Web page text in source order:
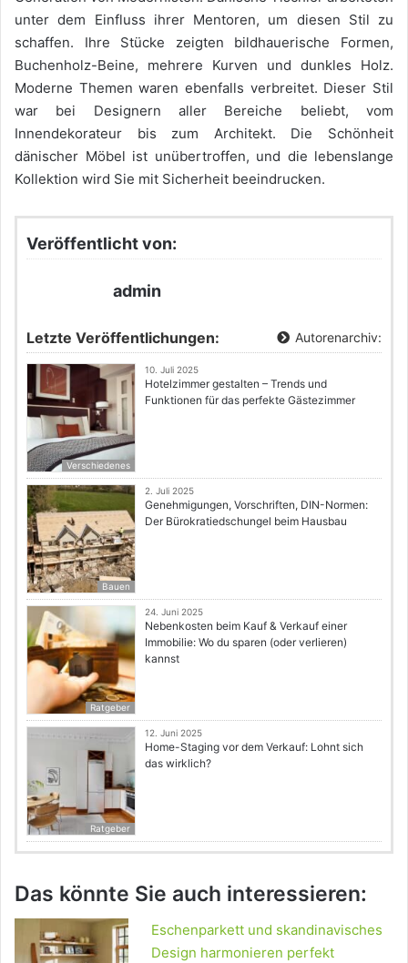
unter dem Einfluss ihrer Mentoren, um diesen Stil zu
schaffen. Ihre Stücke zeigten bildhauerische Formen,
Buchenholz-Beine, mehrere Kurven und dunkles Holz.
Moderne Themen waren ebenfalls verbreitet. Dieser Stil
war bei Designern aller Bereiche beliebt, vom
Innendekorateur bis zum Architekt. Die Schönheit
dänischer Möbel ist unübertroffen, und die lebenslange
Kollektion wird Sie mit Sicherheit beeindrucken.
Veröffentlicht von:
admin
Letzte Veröffentlichungen: Autorenarchiv:
Verschiedenes
10. Juli 2025
Hotelzimmer gestalten – Trends und
Funktionen für das perfekte Gästezimmer
Bauen
2. Juli 2025
Genehmigungen, Vorschriften, DIN-Normen:
Der Bürokratiedschungel beim Hausbau
Ratgeber
24. Juni 2025
Nebenkosten beim Kauf & Verkauf einer
Immobilie: Wo du sparen (oder verlieren)
kannst
Ratgeber
12. Juni 2025
Home-Staging vor dem Verkauf: Lohnt sich
das wirklich?
Das könnte Sie auch interessieren:
Eschenparkett und skandinavisches
Design harmonieren perfekt